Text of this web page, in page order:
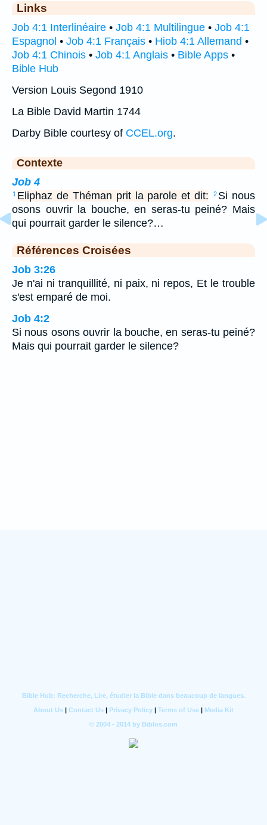
Links
Job 4:1 Interlinéaire • Job 4:1 Multilingue • Job 4:1
Espagnol • Job 4:1 Français • Hiob 4:1 Allemand •
Job 4:1 Chinois • Job 4:1 Anglais • Bible Apps •
Bible Hub
Version Louis Segond 1910
La Bible David Martin 1744
Darby Bible courtesy of CCEL.org.
Contexte
Job 4
1 Eliphaz de Théman prit la parole et dit: 2 Si nous
osons ouvrir la bouche, en seras-tu peiné? Mais
qui pourrait garder le silence?…
Références Croisées
Job 3:26
Je n'ai ni tranquillité, ni paix, ni repos, Et le trouble
s'est emparé de moi.
Job 4:2
Si nous osons ouvrir la bouche, en seras-tu peiné?
Mais qui pourrait garder le silence?